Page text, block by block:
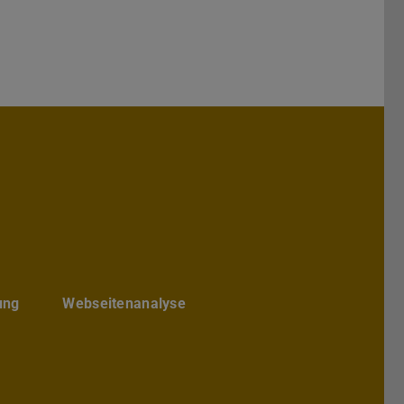
ArchitekturArchitektur
des Fachbereichs Architektur
Kanal des Fachbereich
Webseitenanalyse